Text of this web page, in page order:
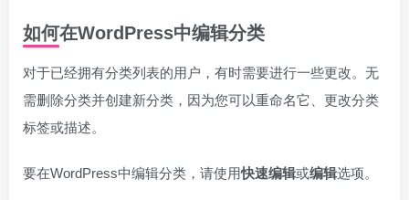
如何在WordPress中编辑分类
对于已经拥有分类列表的用户，有时需要进行一些更改。无
需删除分类并创建新分类，因为您可以重命名它、更改分类
标签或描述。
要在WordPress中编辑分类，请使用快速编辑或编辑选项。